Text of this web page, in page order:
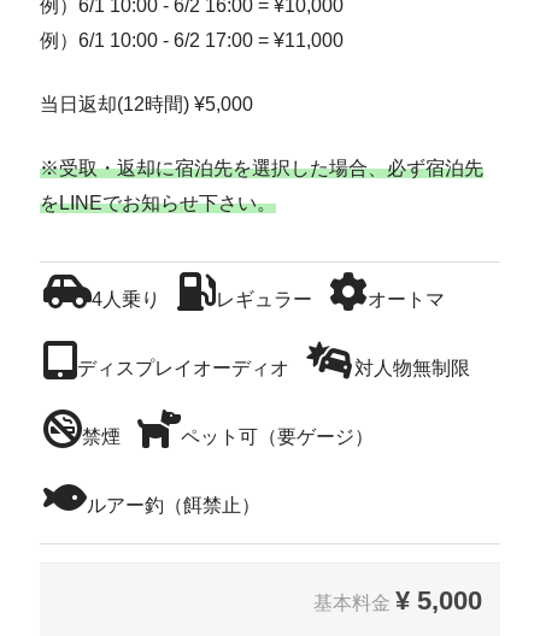
例）6/1 10:00 - 6/2 16:00 = ¥10,000
例）6/1 10:00 - 6/2 17:00 = ¥11,000
当日返却(12時間) ¥5,000
※受取・返却に宿泊先を選択した場合、必ず宿泊先
をLINEでお知らせ下さい。
4人乗り レギュラー オートマ
ディスプレイオーディオ 対人物無制限
禁煙 ペット可（要ゲージ）
ルアー釣（餌禁止）
基本料金 ¥ 5,000